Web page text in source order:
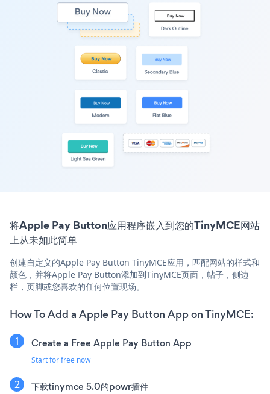
将Apple Pay Button应用程序嵌入到您的TinyMCE网站
上从未如此简单
创建自定义的Apple Pay Button TinyMCE应用，匹配网站的样式和
颜色，并将Apple Pay Button添加到TinyMCE页面，帖子，侧边
栏，页脚或您喜欢的任何位置现场。
How To Add a Apple Pay Button App on TinyMCE:
Create a Free Apple Pay Button App
Start for free now
下载tinymce 5.0的powr插件